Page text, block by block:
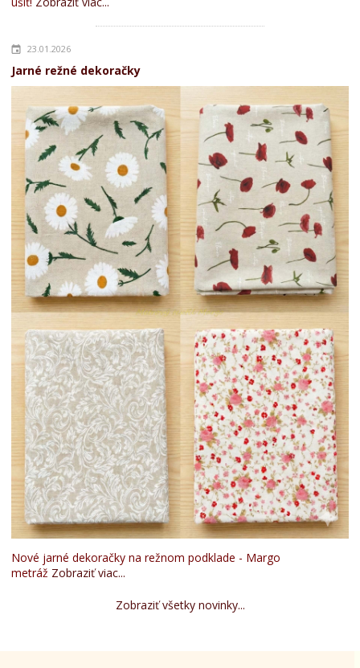
23.01.2026
Jarné režné dekoračky
Nové jarné dekoračky na režnom podklade - Margo
metráž Zobraziť viac...
Zobraziť všetky novinky...